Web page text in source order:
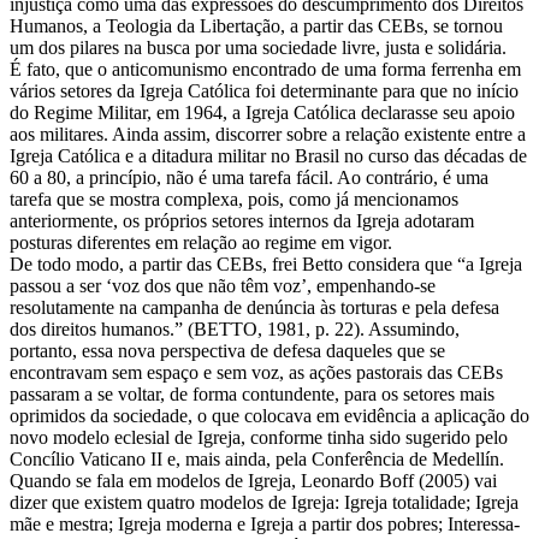
Humanos, a Teologia da Libertação, a partir das CEBs, se tornou
um dos pilares na busca por uma sociedade livre, justa e solidária.
É fato, que o anticomunismo encontrado de uma forma ferrenha em
vários setores da Igreja Católica foi determinante para que no início
do Regime Militar, em 1964, a Igreja Católica declarasse seu apoio
aos militares. Ainda assim, discorrer sobre a relação existente entre a
Igreja Católica e a ditadura militar no Brasil no curso das décadas de
60 a 80, a princípio, não é uma tarefa fácil. Ao contrário, é uma
tarefa que se mostra complexa, pois, como já mencionamos
anteriormente, os próprios setores internos da Igreja adotaram
posturas diferentes em relação ao regime em vigor.
De todo modo, a partir das CEBs, frei Betto considera que “a Igreja
passou a ser ‘voz dos que não têm voz’, empenhando-se
resolutamente na campanha de denúncia às torturas e pela defesa
dos direitos humanos.” (BETTO, 1981, p. 22). Assumindo,
portanto, essa nova perspectiva de defesa daqueles que se
encontravam sem espaço e sem voz, as ações pastorais das CEBs
passaram a se voltar, de forma contundente, para os setores mais
oprimidos da sociedade, o que colocava em evidência a aplicação do
novo modelo eclesial de Igreja, conforme tinha sido sugerido pelo
Concílio Vaticano II e, mais ainda, pela Conferência de Medellín.
Quando se fala em modelos de Igreja, Leonardo Boff (2005) vai
dizer que existem quatro modelos de Igreja: Igreja totalidade; Igreja
mãe e mestra; Igreja moderna e Igreja a partir dos pobres; Interessa-